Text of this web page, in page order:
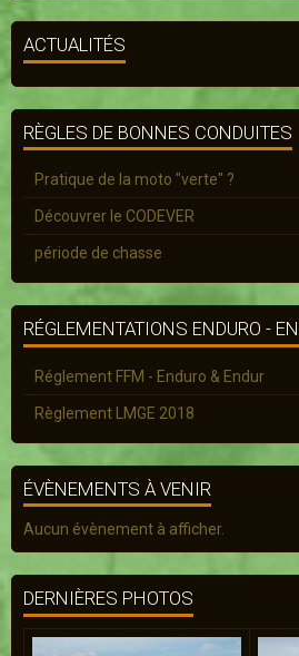
ACTUALITÉS
RÈGLES DE BONNES CONDUITES
Pratique de la moto "verte" ?
Découvrer le CODEVER
période de chasse
RÉGLEMENTATIONS ENDURO -
Réglement FFM - Enduro & Endur
Règlement LMGE 2018
ÉVÈNEMENTS À VENIR
Aucun évènement à afficher.
DERNIÈRES PHOTOS